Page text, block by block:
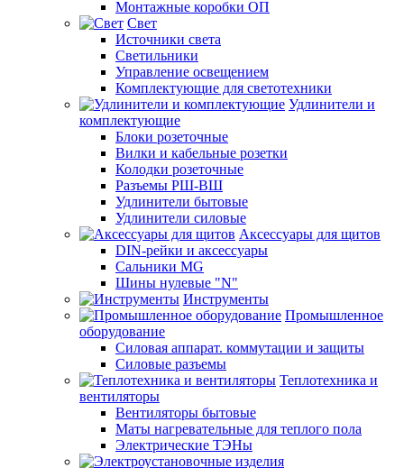
Монтажные коробки ОП
Свет
Источники света
Светильники
Управление освещением
Комплектующие для светотехники
Удлинители и
комплектующие
Блоки розеточные
Вилки и кабельные розетки
Колодки розеточные
Разъемы РШ-ВШ
Удлинители бытовые
Удлинители силовые
Аксессуары для щитов
DIN-рейки и аксессуары
Сальники MG
Шины нулевые "N"
Инструменты
Промышленное
оборудование
Силовая аппарат. коммутации и защиты
Силовые разъемы
Теплотехника и
вентиляторы
Вентиляторы бытовые
Маты нагревательные для теплого пола
Электрические ТЭНы